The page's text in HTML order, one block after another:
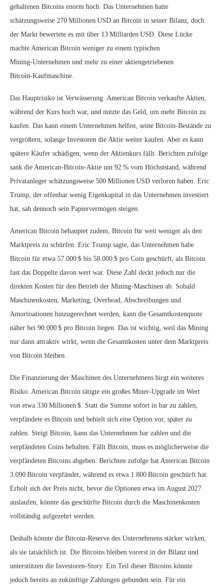
gehaltenen Bitcoins enorm hoch. Das Unternehmen hatte
schätzungsweise 270 Millionen USD an Bitcoin in seiner Bilanz, doch
der Markt bewertete es mit über 13 Milliarden USD. Diese Lücke
machte American Bitcoin weniger zu einem typischen
Mining‑Unternehmen und mehr zu einer aktiengetriebenen
Bitcoin‑Kaufmaschine.
Das Hauptrisiko ist Verwässerung. American Bitcoin verkaufte Aktien,
während der Kurs hoch war, und nutzte das Geld, um mehr Bitcoin zu
kaufen. Das kann einem Unternehmen helfen, seine Bitcoin‑Bestände zu
vergrößern, solange Investoren die Aktie weiter kaufen. Aber es kann
spätere Käufer schädigen, wenn der Aktienkurs fällt. Berichten zufolge
sank die American‑Bitcoin‑Aktie um 92 % vom Höchststand, während
Privatanleger schätzungsweise 500 Millionen USD verloren haben. Eric
Trump, der offenbar wenig Eigenkapital in das Unternehmen investiert
hat, sah dennoch sein Papiervermögen steigen.
American Bitcoin behauptet zudem, Bitcoin für weit weniger als den
Marktpreis zu schürfen. Eric Trump sagte, das Unternehmen habe
Bitcoin für etwa 57.000 $ bis 58.000 $ pro Coin geschürft, als Bitcoin
fast das Doppelte davon wert war. Diese Zahl deckt jedoch nur die
direkten Kosten für den Betrieb der Mining‑Maschinen ab. Sobald
Maschinenkosten, Marketing, Overhead, Abschreibungen und
Amortisationen hinzugerechnet werden, kann die Gesamtkostenquote
näher bei 90.000 $ pro Bitcoin liegen. Das ist wichtig, weil das Mining
nur dann attraktiv wirkt, wenn die Gesamtkosten unter dem Marktpreis
von Bitcoin bleiben.
Die Finanzierung der Maschinen des Unternehmens birgt ein weiteres
Risiko. American Bitcoin tätigte ein großes Miner‑Upgrade im Wert
von etwa 330 Millionen $. Statt die Summe sofort in bar zu zahlen,
verpfändete es Bitcoin und behielt sich eine Option vor, später zu
zahlen. Steigt Bitcoin, kann das Unternehmen bar zahlen und die
verpfändeten Coins behalten. Fällt Bitcoin, muss es möglicherweise die
verpfändeten Bitcoins abgeben. Berichten zufolge hat American Bitcoin
3.090 Bitcoin verpfändet, während es etwa 1.800 Bitcoin geschürft hat.
Erholt sich der Preis nicht, bevor die Optionen etwa im August 2027
auslaufen, könnte das geschürfte Bitcoin durch die Maschinenkosten
vollständig aufgezehrt werden.
Deshalb könnte die Bitcoin‑Reserve des Unternehmens stärker wirken,
als sie tatsächlich ist. Die Bitcoins bleiben vorerst in der Bilanz und
unterstützen die Investoren‑Story. Ein Teil dieser Bitcoins könnte
jedoch bereits an zukünftige Zahlungen gebunden sein. Für ein